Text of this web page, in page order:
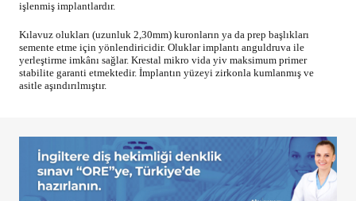
işlenmiş implantlardır.
Kılavuz olukları (uzunluk 2,30mm) kuronların ya da prep başlıkları
semente etme için yönlendiricidir. Oluklar implantı anguldruva ile
yerleştirme imkânı sağlar. Krestal mikro vida yiv maksimum primer
stabilite garanti etmektedir. İmplantın yüzeyi zirkonla kumlanmış ve
asitle aşındırılmıştır.